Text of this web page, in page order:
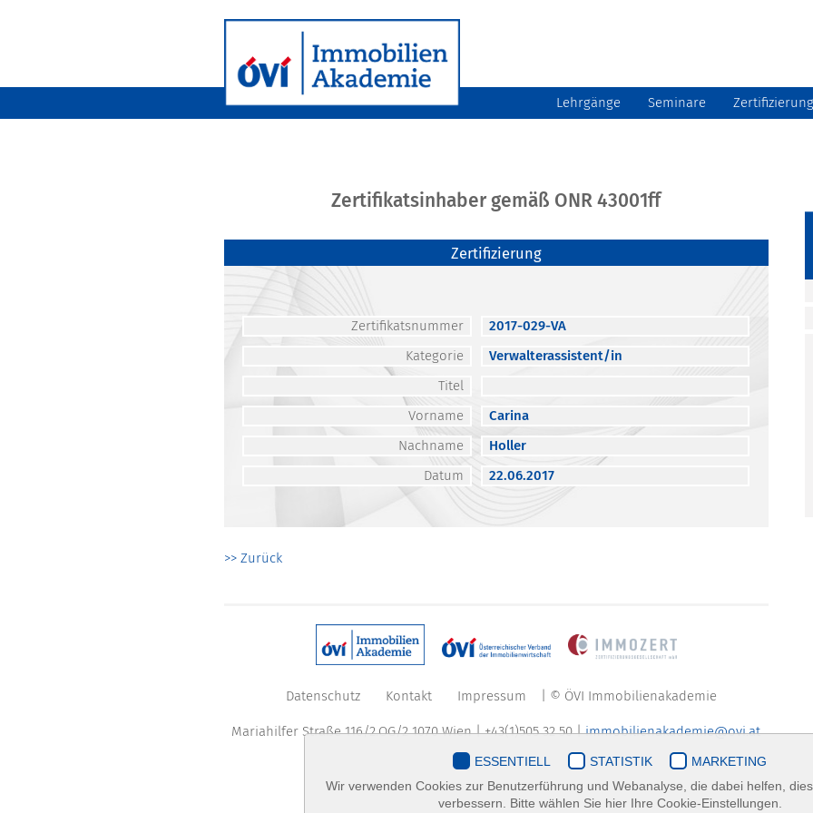
Lehrgänge Seminare Zertifizierung
Zertifikatsinhaber gemäß ONR 43001ff
Zertifizierung
Zertifikatsnummer
2017-029-VA
Kategorie
Verwalterassistent/in
Titel
Vorname
Carina
Nachname
Holler
Datum
22.06.2017
>> Zurück
Datenschutz Kontakt Impressum | © ÖVI Immobilienakademie
Mariahilfer Straße 116/2.OG/2 1070 Wien | +43(1)505 32 50 |immobilienakademie@ovi.at
ESSENTIELL STATISTIK
MARKETING
Wir verwenden Cookies zur Benutzerführung und Webanalyse, die dabei helfen,
verbessern. Bitte wählen Sie hier Ihre Cookie-Einstellungen.